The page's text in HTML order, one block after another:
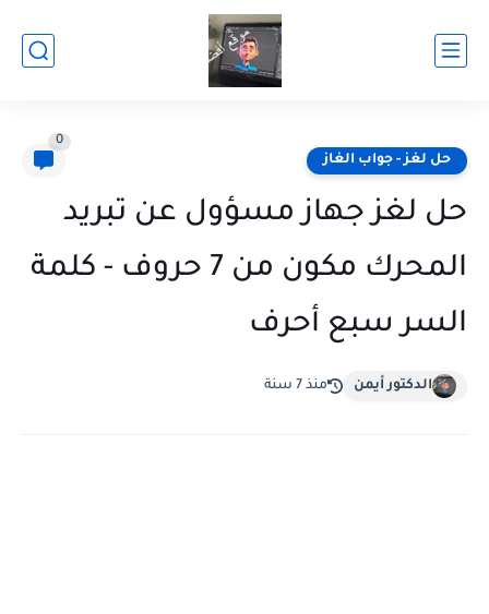
حل لغز - جواب الغاز
0
حل لغز جهاز مسؤول عن تبريد
المحرك مكون من 7 حروف - كلمة
السر سبع أحرف
الدكتور أيمن منذ 7 سنة